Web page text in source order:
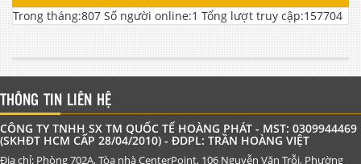
Trong tháng:807 Số người online:1 Tổng lượt truy cập:157704
THÔNG TIN LIÊN HỆ
CÔNG TY TNHH SX TM QUỐC TẾ HOÀNG PHÁT - MST: 0309944469
(SKHĐT HCM CẤP 28/04/2010) - ĐDPL: TRẦN HOÀNG VIỆT
Địa chỉ: Phòng 702A, Tòa nhà CenterPoint, 106 Nguyễn Văn Trỗi, Phường